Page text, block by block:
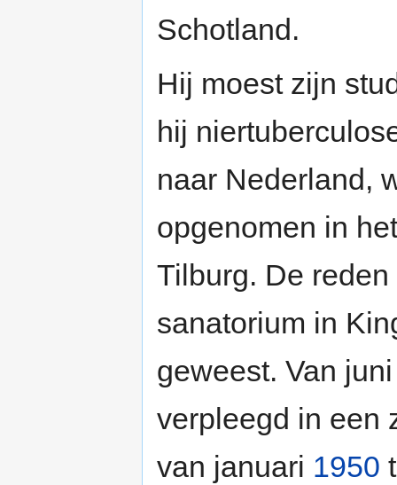
Schotland.
Hij moest zijn
hij
naar Nederland,
opgenomen in
Tilburg. De
sanatorium in
geweest. Van
verpleegd in een
van januari 1950